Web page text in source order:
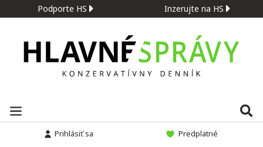
Podporte HS Inzerujte na HS
Prihlásiť sa Predplatné